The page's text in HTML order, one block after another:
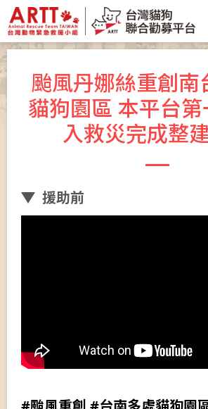
颱風丹娜絲重創南
貓狗園區 本平台
入救災完成整
援助前